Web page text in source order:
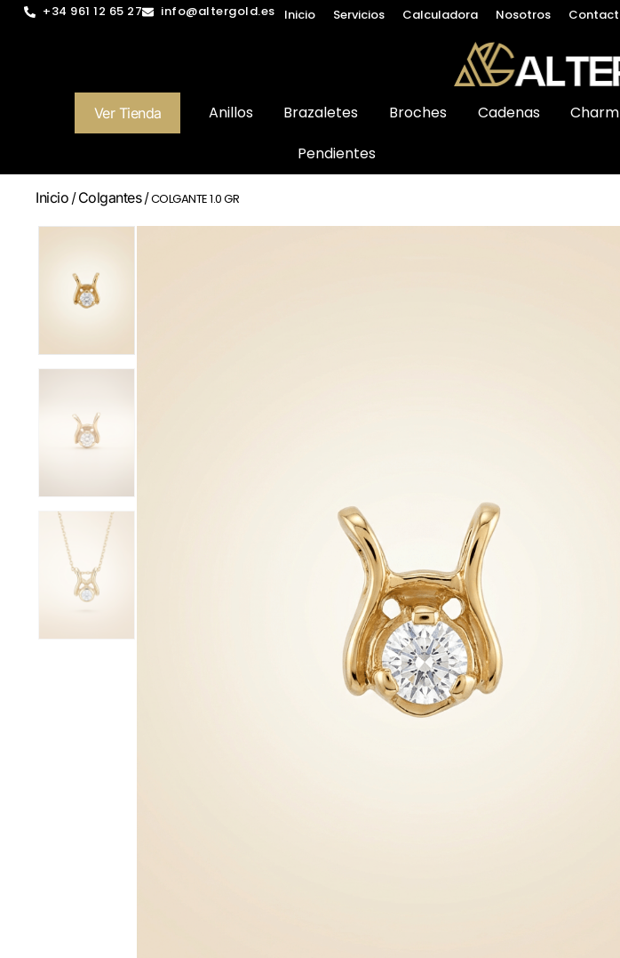
+34 961 12 65 27 info@altergold.es Inicio Servicios Calculadora Nosotros
Ver Tienda Anillos Brazaletes Broches Cadenas Charm
Pendientes
Inicio /Colgantes/ COLGANTE 1.0 GR